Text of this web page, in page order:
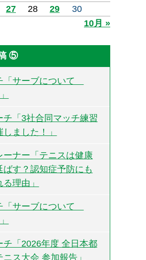
27 28 29
30
10月 »
⑤
「サーブについて
チ「3社合同マッチ練習
ました！」
ーナー「テニスは健康
ばす？認知症予防にも
理由」
「サーブについて
チ「2026年度 全日本都
ス大会 参加報告」